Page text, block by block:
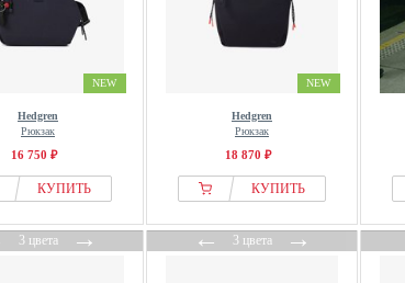
NEW
Hedgren
Рюкзак
16 750 ₽
КУПИТЬ
NEW
Hedgren
Рюкзак
18 870 ₽
КУПИТЬ
3 цвета→ ←3 цвета→